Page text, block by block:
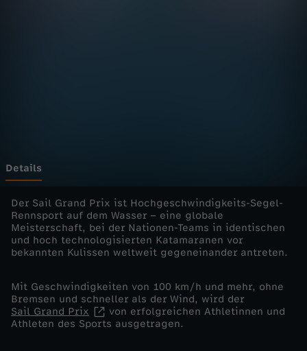
p
e
e
r
Details
Der Sail Grand Prix ist Hochgeschwindigkeits-Segel-
Rennsport auf dem Wasser – eine globale
Meisterschaft, bei der Nationen-Teams in identischen
und hoch technologisierten Katamaranen vor
bekannten Kulissen weltweit gegeneinander antreten.
Mit Geschwindigkeiten von 100 km/h und mehr, ohne
Bremsen und schneller als der Wind, wird der
Sail Grand Prix
von erfolgreichen Athletinnen und
Athleten des Sports ausgetragen.